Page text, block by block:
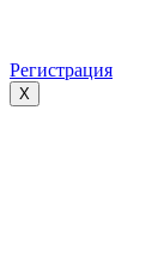
Регистрация
X